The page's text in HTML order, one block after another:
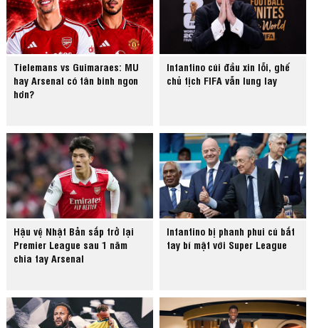
Tielemans vs Guimaraes: MU
hay Arsenal có tân binh ngon
hơn?
Infantino cúi đầu xin lỗi, ghế
chủ tịch FIFA vẫn lung lay
Hậu vệ Nhật Bản sắp trở lại
Premier League sau 1 năm
chia tay Arsenal
Infantino bị phanh phui cú bắt
tay bí mật với Super League